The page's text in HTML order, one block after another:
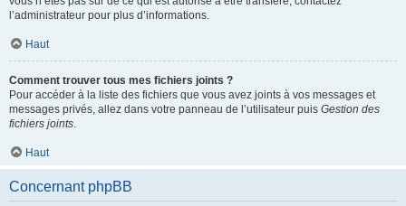
l’administrateur pour plus d’informations.
Haut
Comment trouver tous mes fichiers joints ?
Pour accéder à la liste des fichiers que vous avez joints à vos messages et
messages privés, allez dans votre panneau de l’utilisateur puis Gestion des
fichiers joints.
Haut
Concernant phpBB